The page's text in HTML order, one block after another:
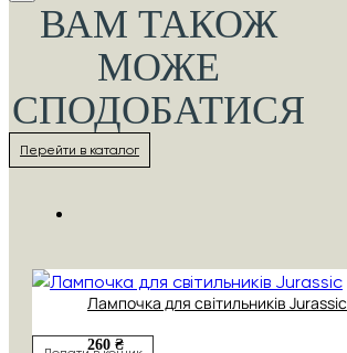
ВАМ ТАКОЖ
МОЖЕ
СПОДОБАТИСЯ
Перейти в каталог
Лампочка для світильників Jurassic
260 ₴